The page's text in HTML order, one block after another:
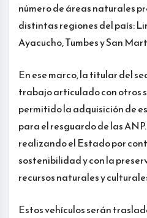
número de áreas naturales
distintas regiones del país:
Ayacucho, Tumbes y San
En ese marco, la titular del
trabajo articulado con otros
permitido la adquisición de
para el resguardo de las
realizando el Estado por
sostenibilidad y con la
recursos naturales y
Estos vehículos serán